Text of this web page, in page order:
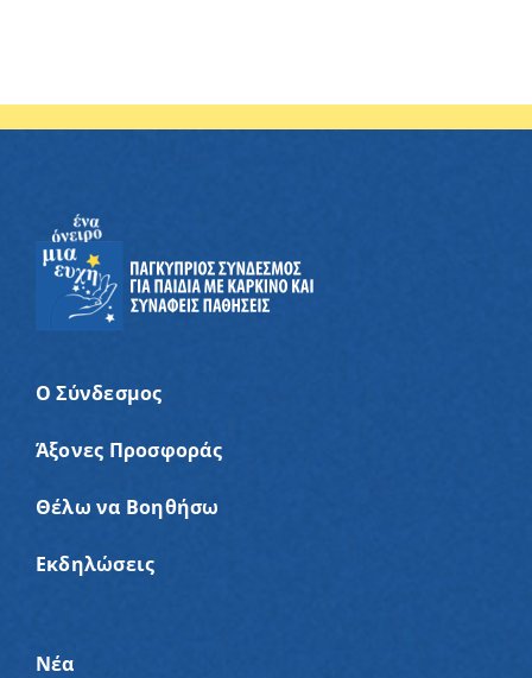
Ο Σύνδεσμος
Άξονες Προσφοράς
Θέλω να Βοηθήσω
Εκδηλώσεις
Νέα